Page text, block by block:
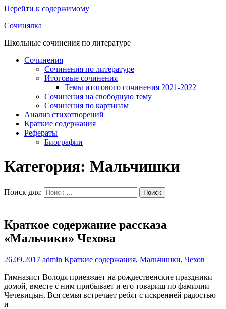
Перейти к содержимому
Сочинялка
Школьные сочинения по литературе
Сочинения
Сочинения по литературе
Итоговые сочинения
Темы итогового сочинения 2021-2022
Сочинения на свободную тему
Сочинения по картинам
Анализ стихотворений
Краткие содержания
Рефераты
Биографии
Категория: Мальчишки
Поиск для: Поиск
Краткое содержание рассказа
«Мальчики» Чехова
26.09.2017 admin Краткие содержания, Мальчишки, Чехов
Гимназист Володя приезжает на рождественские праздники
домой, вместе с ним прибывает и его товарищ по фамилии
Чечевицын. Вся семья встречает ребят с искренней радостью
и